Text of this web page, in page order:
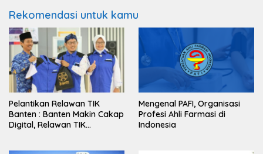
Rekomendasi untuk kamu
Pelantikan Relawan TIK
Banten : Banten Makin Cakap
Digital, Relawan TIK
Mengenal PAFI, Organisasi
Profesi Ahli Farmasi di
Indonesia